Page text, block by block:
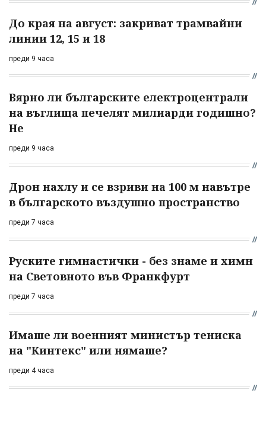
До края на август: закриват трамвайни
линии 12, 15 и 18
преди 9 часа
Вярно ли българските електроцентрали
на въглища печелят милиарди годишно?
Не
преди 9 часа
Дрон нахлу и се взриви на 100 м навътре
в българското въздушно пространство
преди 7 часа
Руските гимнастички - без знаме и химн
на Световното във Франкфурт
преди 7 часа
Имаше ли военният министър тениска
на "Кинтекс" или нямаше?
преди 4 часа